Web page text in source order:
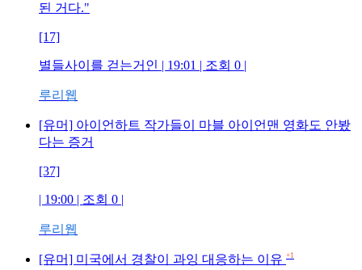
된 거다."
[17]
별들사이를 걷는거인 | 19:01 | 조회 0 |
루리웹
[유머] 아이언하트 작가들이 마블 아이언맨 영화도 안봤
다는 증거
[37]
| 19:00 | 조회 0 |
루리웹
[유머] 미국에서 경찰이 과잉 대응하는 이유 +1